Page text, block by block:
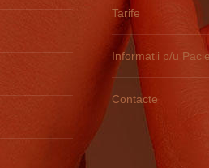
Tarife
Informatii p/u
Contacte